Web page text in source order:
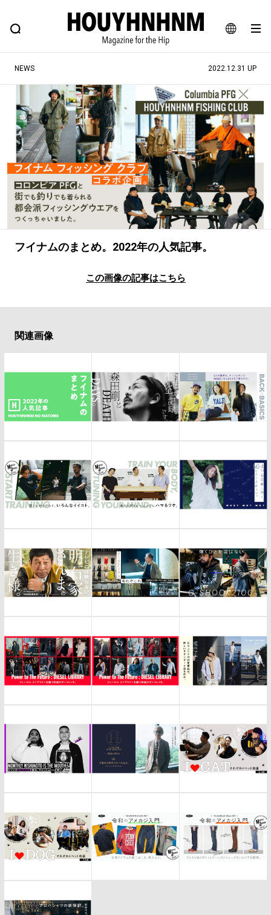
JA
EN
FEATURE BLOG SNAP
ヒップなファッション、カルチャー、ライフスタイルWEBマガジン
#注目のタグ
#SHOPPING ADDICT #憧れの逸品
#ESSENTIAL DESIGNS #古着サミット
#NEW VINTAGE #マイナーグッド図鑑
#路地裏てぃーん。 #MONTHLY JOURNAL
#GH 銘品の所以 #フイナムのYouTube
#Commune H #FOCUS IT #AH.H
#ととけん #FASHION #MUSIC #MOVIE
#SNEAKER
NEWS 2022.12.31 UP
フイナムのまとめ。2022年の人気記事。
この画像の記事はこちら
関連画像